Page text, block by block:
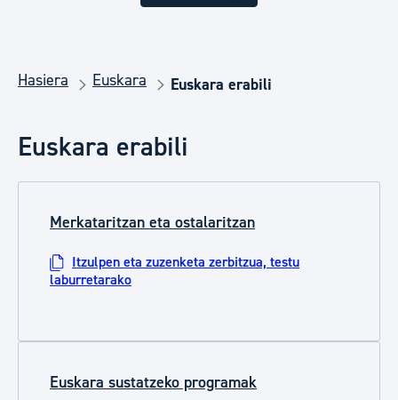
Hasiera Euskara Euskara erabili
Euskara erabili
Merkataritzan eta ostalaritzan
Itzulpen eta zuzenketa zerbitzua, testu
laburretarako
Euskara sustatzeko programak